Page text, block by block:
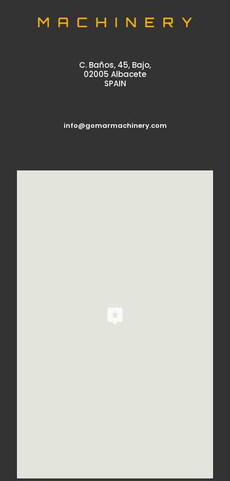
C. Baños, 45, Bajo,
02005 Albacete
SPAIN
info@gomarmachinery.com